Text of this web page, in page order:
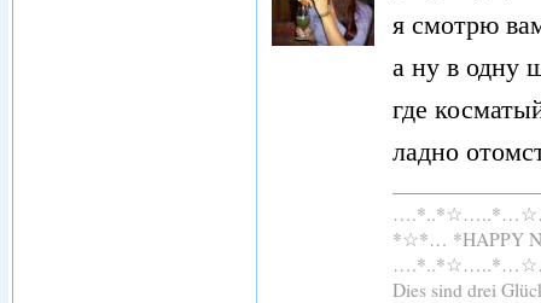
я смотрю
а ну в одну
где
ладно
*☆*… *HAPPY
Dies sind drei